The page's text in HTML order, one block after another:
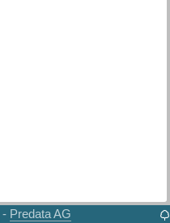
- Predata AG